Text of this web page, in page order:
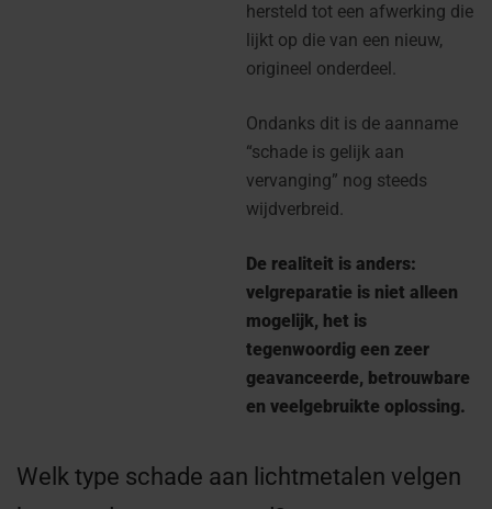
hersteld tot een afwerking die
lijkt op die van een nieuw,
origineel onderdeel.
Ondanks dit is de aanname
“schade is gelijk aan
vervanging” nog steeds
wijdverbreid.
De realiteit is anders:
velgreparatie is niet alleen
mogelijk, het is
tegenwoordig een zeer
geavanceerde, betrouwbare
en veelgebruikte oplossing.
Welk type schade aan lichtmetalen velgen